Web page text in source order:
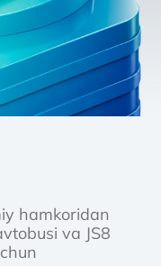
hamkoridan
va JS8